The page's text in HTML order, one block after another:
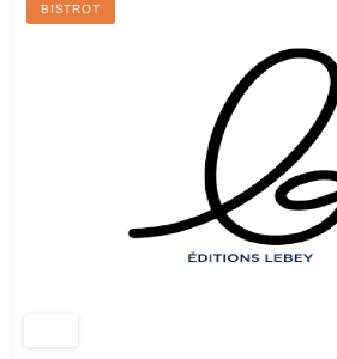
BISTROT